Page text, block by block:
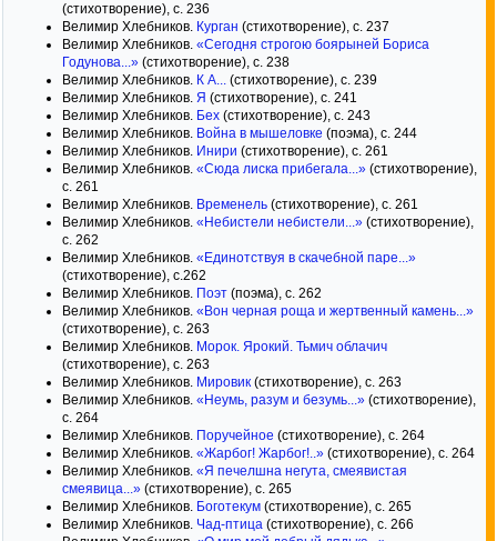
(стихотворение), с. 236
Велимир Хлебников. Курган (стихотворение), с. 237
Велимир Хлебников. «Сегодня строгою боярыней Бориса
Годунова...» (стихотворение), с. 238
Велимир Хлебников. К А... (стихотворение), с. 239
Велимир Хлебников. Я (стихотворение), с. 241
Велимир Хлебников. Бех (стихотворение), с. 243
Велимир Хлебников. Война в мышеловке (поэма), с. 244
Велимир Хлебников. Инири (стихотворение), с. 261
Велимир Хлебников. «Сюда лиска прибегала...» (стихотворение),
с. 261
Велимир Хлебников. Временель (стихотворение), с. 261
Велимир Хлебников. «Небистели небистели...» (стихотворение),
с. 262
Велимир Хлебников. «Единотствуя в скачебной паре...»
(стихотворение), с.262
Велимир Хлебников. Поэт (поэма), с. 262
Велимир Хлебников. «Вон черная роща и жертвенный камень...»
(стихотворение), с. 263
Велимир Хлебников. Морок. Ярокий. Тьмич облачич
(стихотворение), с. 263
Велимир Хлебников. Мировик (стихотворение), с. 263
Велимир Хлебников. «Неумь, разум и безумь...» (стихотворение),
с. 264
Велимир Хлебников. Поручейное (стихотворение), с. 264
Велимир Хлебников. «Жарбог! Жарбог!..» (стихотворение), с. 264
Велимир Хлебников. «Я печелшна негута, смеявистая
смеявица...» (стихотворение), с. 265
Велимир Хлебников. Боготекум (стихотворение), с. 265
Велимир Хлебников. Чад-птица (стихотворение), с. 266